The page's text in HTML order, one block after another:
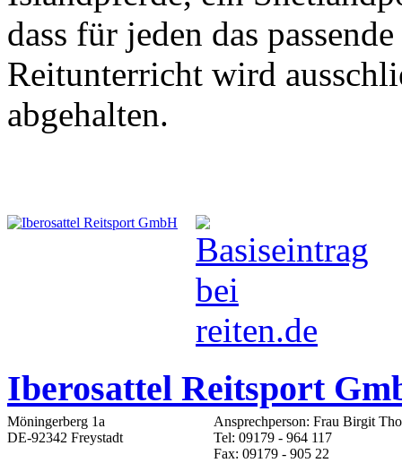
dass für jeden das
Reitunterricht wird
abgehalten.
Iberosattel Reitsport
Möningerberg 1a
DE-92342 Freystadt
Ansprechperson: Frau Birgit
Tel: 09179 - 964 117
Fax: 09179 - 905 22